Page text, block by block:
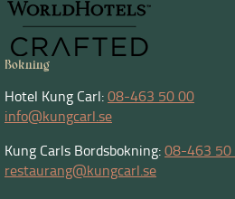
Bokning
Hotel Kung Carl:08-463 50 00
info@kungcarl.se
Kung Carls Bordsbokning:08-463 50
restaurang@kungcarl.se